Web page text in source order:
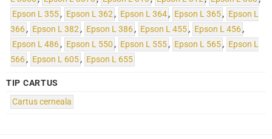
Epson L 355, Epson L 362, Epson L 364, Epson L 365, Epson L
366, Epson L 382, Epson L 386, Epson L 455, Epson L 456,
Epson L 486, Epson L 550 , Epson L 555, Epson L 565, Epson L
566, Epson L 605, Epson L 655
TIP CARTUS
Cartus cerneala